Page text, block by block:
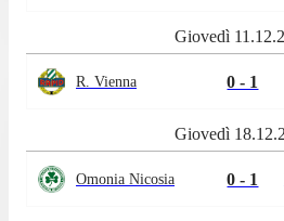
Giovedì
R. Vienna 0 - 1
Giovedì
Omonia Nicosia 0 - 1